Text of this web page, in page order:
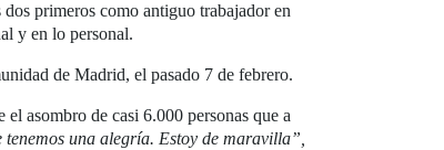
primeros como antiguo trabajador en
y en lo personal.
de Madrid, el pasado 7 de febrero.
asombro de casi 6.000 personas que a
tenemos una alegría. Estoy de maravilla”,